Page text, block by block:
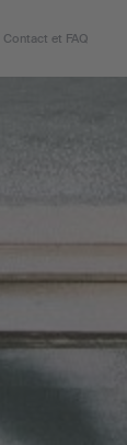
Contact et FAQ